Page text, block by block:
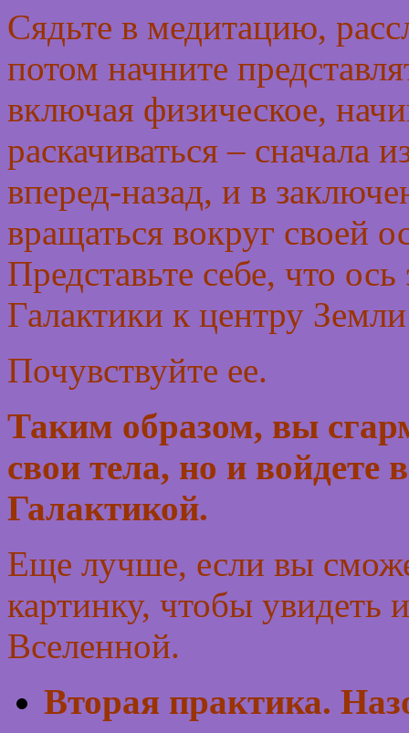
Сядьте в медитацию,
потом начните
включая физическое,
раскачиваться – сначала
вперед-назад, и в
вращаться вокруг своей
Представьте себе, что
Галактики к центру
Почувствуйте ее.
Таким образом, вы
свои тела, но и войдете
Галактикой.
Еще лучше, если вы
картинку, чтобы увидеть
Вселенной.
Вторая практика.